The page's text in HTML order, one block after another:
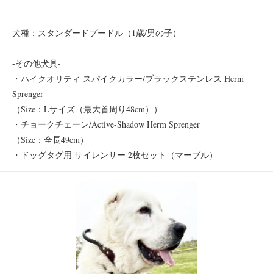
犬種：スタンダードプードル（1歳/男の子）
-その他犬具-
・ハイクオリティ スパイクカラー/ブラックステンレス Herm
Sprenger
（Size：Lサイズ（最大首周り48cm））
・チョークチェーン/Active-Shadow Herm Sprenger
（Size：全長49cm）
・ドッグタグ用 サイレンサー 2枚セット（マーブル）